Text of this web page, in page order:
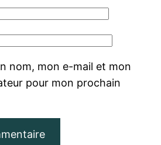
nom, mon e-mail et mon
pour mon prochain